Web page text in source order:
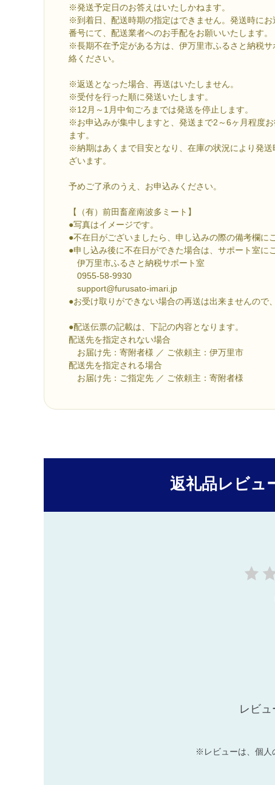
※発送予定日のお答えはいたしかねます。
※到着日、配送時期の指定はできません。発送時に
番号にて、配送業者へのお手配をお願いいたします。
※長期不在予定がある方は、伊万里市ふるさと納税
絡ください。
※返送となった場合、再送はいたしません。
※受付を行った順に発送いたします。
※12月～1月中旬ごろまでは発送を停止します。
※お申込みが集中しますと、発送まで2～6ヶ月程度
ます。
※納期はあくまで目安となり、在庫の状況により発
ざいます。
予めご了承のうえ、お申込みください。
【（有）前田畜産南波多ミート】
●写真はイメージです。
●不在日がございましたら、申し込みの際の備考欄に
●申し込み後に不在日ができた場合は、サポート室に
伊万里市ふるさと納税サポート室
0955-58-9930
support@furusato-imari.jp
●お受け取りができない場合の再送は出来ませんので
●配送伝票の記載は、下記の内容となります。
配送先を指定されない場合
お届け先：寄附者様 ／ ご依頼主：伊万里市
配送先を指定される場合
お届け先：ご指定先 ／ ご依頼主：寄附者様
返礼品レビュ
レビ
※レビューは、個人